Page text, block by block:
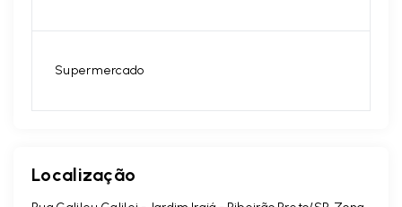
Supermercado
Localização